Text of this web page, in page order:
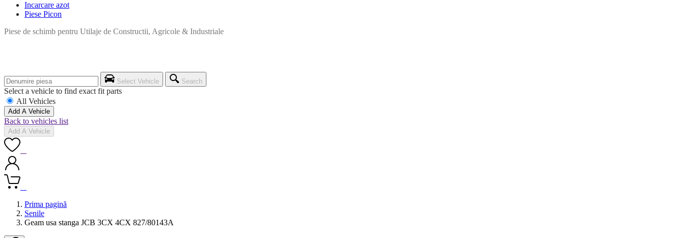
Incarcare azot
Piese Picon
Piese de schimb pentru Utilaje de Constructii, Agricole & Industriale
Select Vehicle Search
Select a vehicle to find exact fit parts
All Vehicles
Add A Vehicle
Back to vehicles list
Add A Vehicle
Prima pagină
Senile
Geam usa stanga JCB 3CX 4CX 827/80143A